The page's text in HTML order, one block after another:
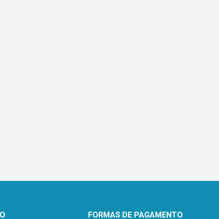
FORMAS DE PAGAMENTO